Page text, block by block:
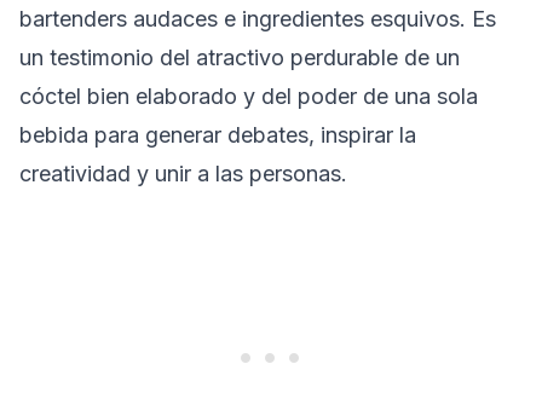
bartenders audaces e ingredientes esquivos. Es
un testimonio del atractivo perdurable de un
cóctel bien elaborado y del poder de una sola
bebida para generar debates, inspirar la
creatividad y unir a las personas.